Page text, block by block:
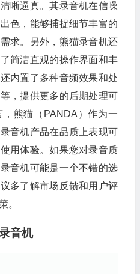
晰逼真。其录音机在信噪
色，能够捕捉细节丰富的
求。另外，熊猫录音机还
简洁直观的操作界面和丰
内置了多种音频效果和处
，提供更多的后期处理可
熊猫（PANDA）作为一
音机产品在品质上表现可
用体验。如果您对录音质
音机可能是一个不错的选
多了解市场反馈和用户评
。
音机